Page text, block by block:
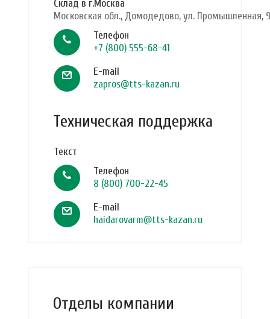
Склад в г.Москва
Московская обл., Домодедово, ул. Промышленная, 9
Телефон
+7 (800) 555-68-41
E-mail
zapros@tts-kazan.ru
Техническая поддержка
Текст
Телефон
8 (800) 700-22-45
E-mail
haidarovarm@tts-kazan.ru
Отделы компании